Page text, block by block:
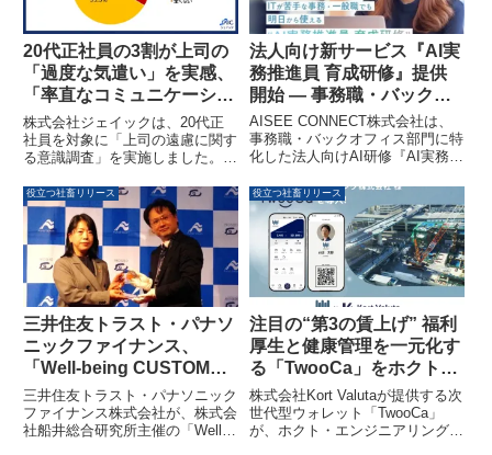
ーミング処理といったモダンなデ
ータエンジニアリング基盤を、3
日間で体系的かつ実践的に習得で
きます。
す。
20代正社員の3割が上司の
「過度な気遣い」を実感、
「率直なコミュニケーショ
ン」を7割が要望
株式会社ジェイックは、20代正
社員を対象に「上司の遠慮に関す
る意識調査」を実施しました。そ
「遠慮や過度な気遣い」を感じて
おり、そのうち7割が「過度に遠
慮しないコミュニケーション」を
望んでいることが明らかになりま
した。特に「ミスや間違いの指摘
時」に遠慮を感じる若手が多く、
成長機会の確保や業務の円滑化を
求める声が多数寄せられていま
す。
法人向け新サービス『AI実
務推進員 育成研修』提供
開始 — 事務職・バックオ
フィス特化で業務効率化と
D&I推進を実現
AISEE CONNECT株式会社は、
事務職・バックオフィス部門に特
化した法人向けAI研修『AI実務推
ました。本研修は、日々の定型業
務にAIを組み込む実務直結型プロ
グラムで、業務効率化とダイバー
シティ＆インクルージョン推進を
同時に実現します。
役立つ社畜リリース
三井住友トラスト・パナソ
ニックファイナンス、
「Well-being CUSTOMER
CENTER AWARD2025」
で優秀賞を受賞
三井住友トラスト・パナソニック
ファイナンス株式会社が、株式会
社船井総合研究所主催の「Well-
役立つ社畜リリース
注目の“第3の賃上げ” 福利
厚生と健康管理を一元化す
る「TwooCa」をホクト・
エンジニアリングが導入
株式会社Kort Valutaが提供する次
世代型ウォレット「TwooCa」
が、ホクト・エンジニアリング株